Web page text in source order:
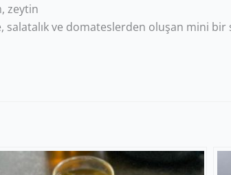
zeytin
salatalık ve domateslerden oluşan mini bir